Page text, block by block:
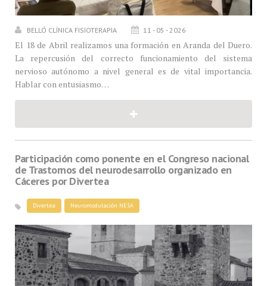
BELLÓ CLÍNICA FISIOTERAPIA 11 - 05 - 2026
El 18 de Abril realizamos una formación en Aranda del Duero.
La repercusión del correcto funcionamiento del sistema
nervioso autónomo a nivel general es de vital importancia.
Hablar con entusiasmo…
Participación como ponente en el Congreso nacional
de Trastornos del neurodesarrollo organizado en
Cáceres por Divertea
Divertea Neuromodulación NESA